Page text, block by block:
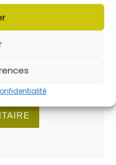
NOM, MON E-
PROCHAIN